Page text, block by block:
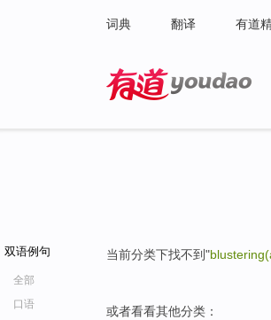
词典 翻译 有道
双语例句
全部
口语
当前分类下找不到"
或者看看其他分类：